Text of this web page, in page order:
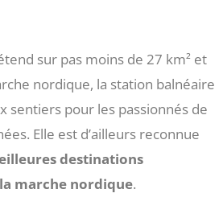
sur pas moins de 27 km² et
nordique, la station balnéaire
sentiers pour les passionnés de
Elle est d’ailleurs reconnue
destinations
marche nordique.